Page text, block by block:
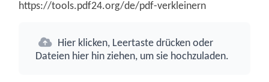
https://tools.pdf24.org/de/pdf-verkleinern
Hier klicken, Leertaste drücken oder
Dateien hier hin ziehen, um sie hochzuladen.